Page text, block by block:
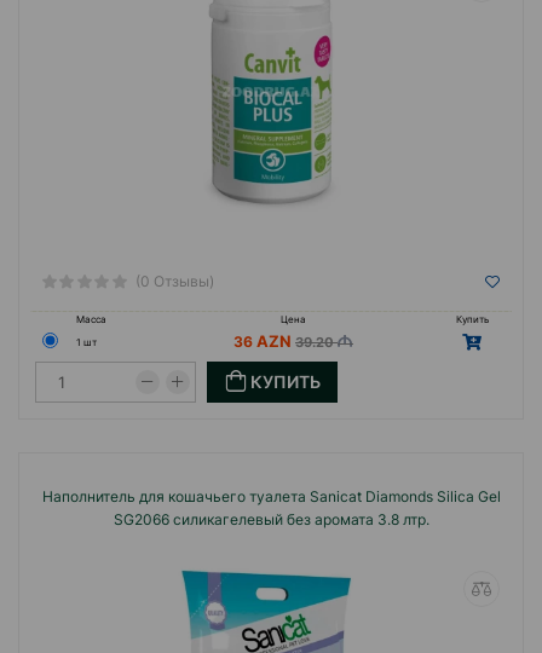
(0 Отзывы)
Масса Цена
Купить
1 шт
36 39.20
КУПИТЬ
Наполнитель для кошачьего туалета Sanicat Diamonds Silica Gel
SG2066 силикагелевый без аромата 3.8 лтр.